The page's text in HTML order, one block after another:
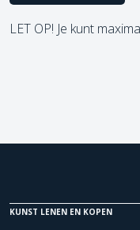
LET OP! Je kunt
KUNST LENEN EN KOPEN